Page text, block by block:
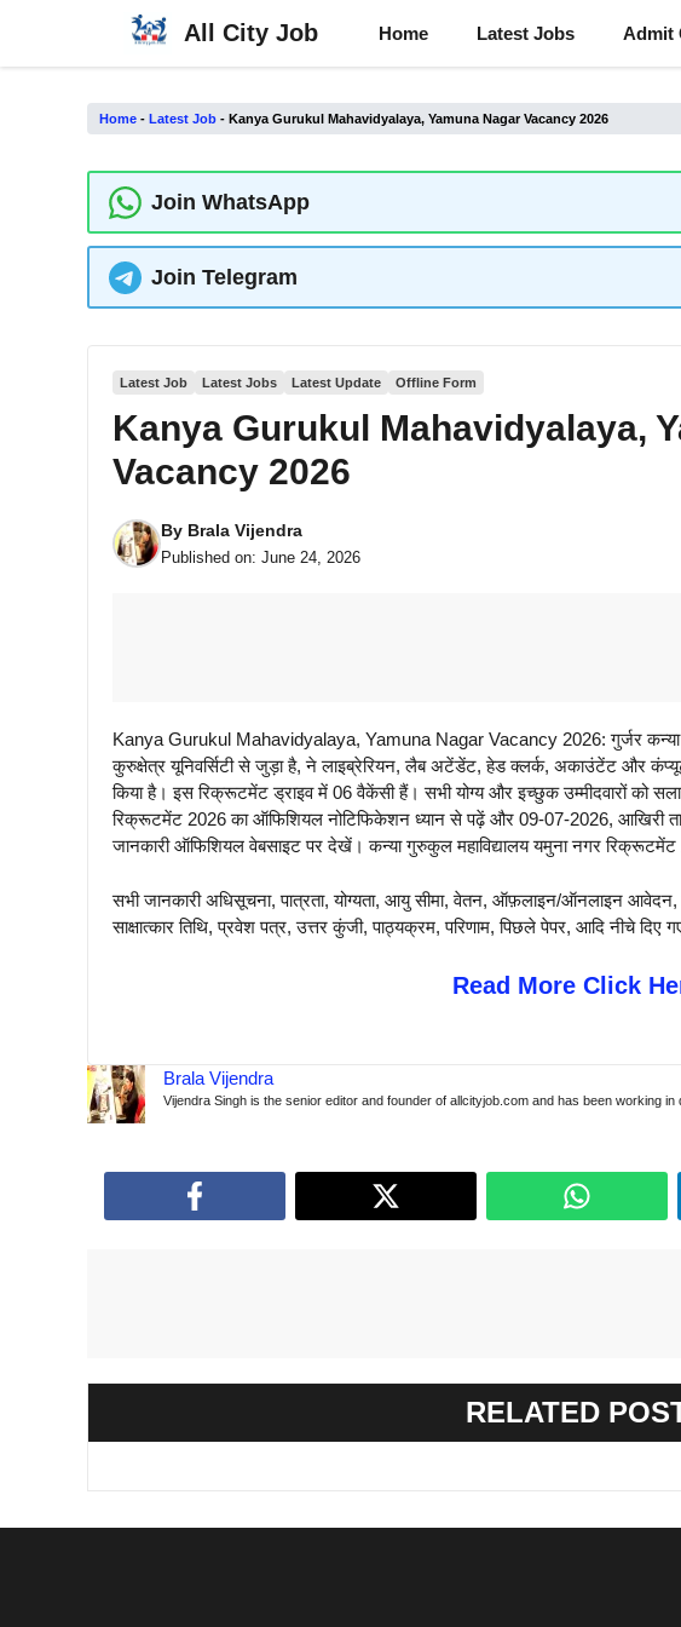
content
All City Job Home Latest Jobs Admit
Home - Latest Job - Kanya Gurukul Mahavidyalaya, Yamuna Nagar Vacancy 2026
Join WhatsApp
Join Telegram
Latest Job Latest Jobs Latest Update Offline Form
Kanya Gurukul Mahavidyalaya,
Vacancy 2026
By Brala Vijendra
Published on: June 24, 2026
Kanya Gurukul Mahavidyalaya, Yamuna Nagar Vacancy 2026: गुर्जर कन्या
कुरुक्षेत्र यूनिवर्सिटी से जुड़ा है, ने लाइब्रेरियन, लैब अटेंडेंट, हेड क्लर्क, अकाउंटेंट और
किया है। इस रिक्रूटमेंट ड्राइव में 06 वैकेंसी हैं। सभी योग्य और इच्छुक उम्मीदवारों को
रिक्रूटमेंट 2026 का ऑफिशियल नोटिफिकेशन ध्यान से पढ़ें और 09-07-2026, आखिरी
जानकारी ऑफिशियल वेबसाइट पर देखें। कन्या गुरुकुल महाविद्यालय यमुना नगर
सभी जानकारी अधिसूचना, पात्रता, योग्यता, आयु सीमा, वेतन, ऑफ़लाइन/ऑनलाइन
साक्षात्कार तिथि, प्रवेश पत्र, उत्तर कुंजी, पाठ्यक्रम, परिणाम, पिछले पेपर, आदि नीचे
Read More Click
Brala Vijendra
Vijendra Singh is the senior editor and founder of allcityjob.com and has been working in
RELATED